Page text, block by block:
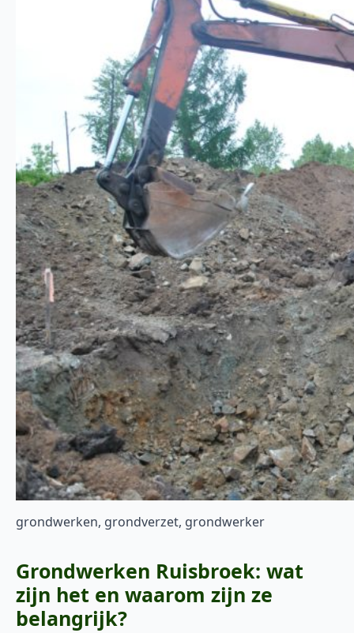
grondwerken, grondverzet, grondwerker
Grondwerken Ruisbroek: wat
zijn het en waarom zijn ze
belangrijk?